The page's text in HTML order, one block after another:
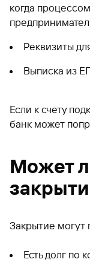
когда
Реквизиты
Выписка из
Если к счету
банк может
Может
Закрытие могут
Есть долг по